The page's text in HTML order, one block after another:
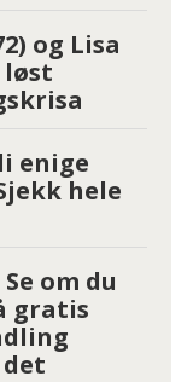
og Lisa
løst
enige
hele
om du
gratis